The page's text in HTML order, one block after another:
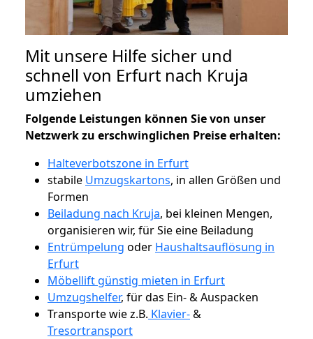
Mit unsere Hilfe sicher und
schnell von Erfurt nach Kruja
umziehen
Folgende Leistungen können Sie von unser
Netzwerk zu erschwinglichen Preise erhalten:
Halteverbotszone in Erfurt
stabile Umzugskartons, in allen Größen und
Formen
Beiladung nach Kruja, bei kleinen Mengen,
organisieren wir, für Sie eine Beiladung
Entrümpelung oder Haushaltsauflösung in
Erfurt
Möbellift günstig mieten in Erfurt
Umzugshelfer, für das Ein- & Auspacken
Transporte wie z.B. Klavier-&
Tresortransport